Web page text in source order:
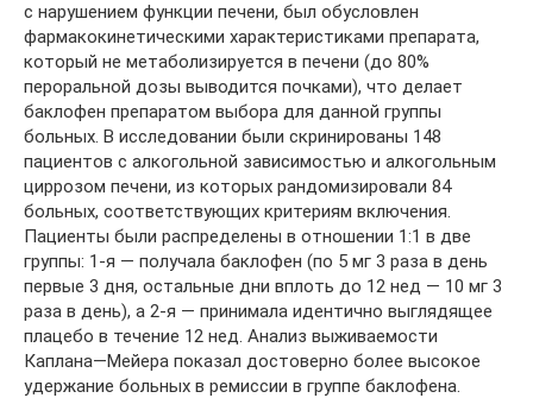
с нарушением функции печени, был обусловлен
фармакокинетическими характеристиками препарата,
который не метаболизируется в печени (до 80%
пероральной дозы выводится почками), что делает
баклофен препаратом выбора для данной группы
больных. В исследовании были скринированы 148
пациентов с алкогольной зависимостью и алкогольным
циррозом печени, из которых рандомизировали 84
больных, соответствующих критериям включения.
Пациенты были распределены в отношении 1:1 в две
группы: 1-я — получала баклофен (по 5 мг 3 раза в день
первые 3 дня, остальные дни вплоть до 12 нед — 10 мг 3
раза в день), а 2-я — принимала идентично выглядящее
плацебо в течение 12 нед. Анализ выживаемости
Каплана—Мейера показал достоверно более высокое
удержание больных в ремиссии в группе баклофена.